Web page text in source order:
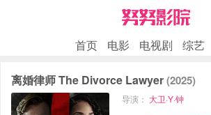
首页 电影 电视剧 综艺
离婚律师 The Divorce Lawyer(2025)
导演： 大卫·Y·钟